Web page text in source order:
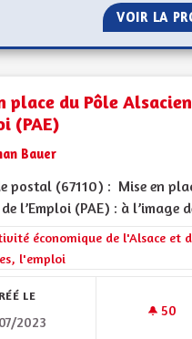
VOIR LA
place du Pôle
(PAE)
Bauer
postal (67110) : Mise en
l’Emploi (PAE) : à l’image
résultats de la catégorie :
économique de l'Alsace et
l'emploi
LE
2023
50